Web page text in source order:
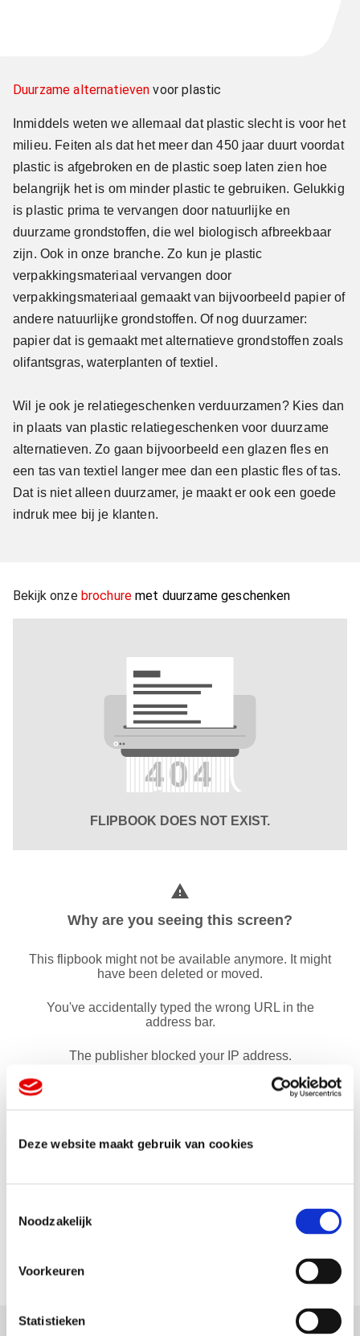
Deze website maakt gebruik van cookies
Noodzakelijk
Voorkeuren
Statistieken
Duurzame alternatieven voor plastic
Inmiddels weten we allemaal dat plastic slecht is voor het
milieu. Feiten als dat het meer dan 450 jaar duurt voordat
plastic is afgebroken en de plastic soep laten zien hoe
belangrijk het is om minder plastic te gebruiken. Gelukkig
is plastic prima te vervangen door natuurlijke en
duurzame grondstoffen, die wel biologisch afbreekbaar
zijn. Ook in onze branche. Zo kun je plastic
verpakkingsmateriaal vervangen door
verpakkingsmateriaal gemaakt van bijvoorbeeld papier of
andere natuurlijke grondstoffen. Of nog duurzamer:
papier dat is gemaakt met alternatieve grondstoffen zoals
olifantsgras, waterplanten of textiel.
Wil je ook je relatiegeschenken verduurzamen? Kies dan
in plaats van plastic relatiegeschenken voor duurzame
alternatieven. Zo gaan bijvoorbeeld een glazen fles en
een tas van textiel langer mee dan een plastic fles of tas.
Dat is niet alleen duurzamer, je maakt er ook een goede
indruk mee bij je klanten.
Bekijk onze brochure met duurzame geschenken